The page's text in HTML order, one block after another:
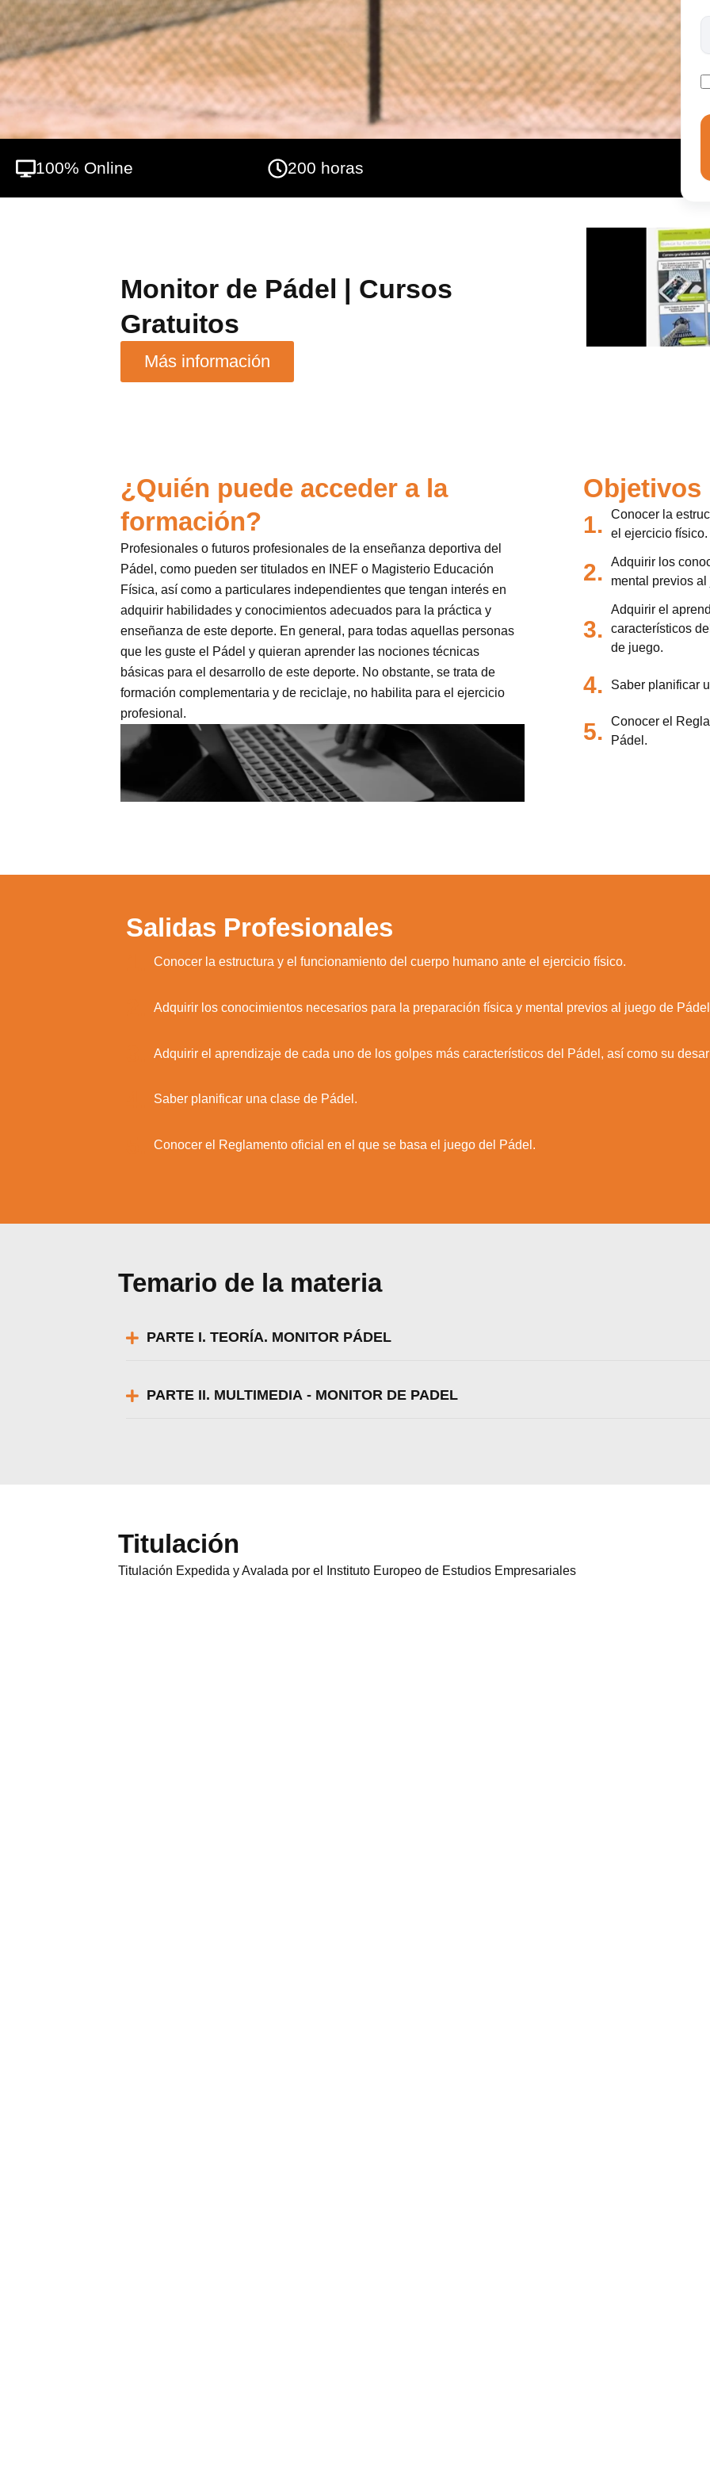
se trata de formación complementaria y de reciclaje no habilitante para el ejercicio profesional. La
Federación Española de Fitness acredita únicamente los contenidos referidos a la actividad
física, cualquier mención a aspectos técnicos- tácticos queda fuera de sus competencias y de la
acreditación.
100% Online 200 horas
Monitor de Pádel | Cursos
Gratuitos
Más información
¿Quién puede acceder a la
formación?
Profesionales o futuros profesionales de la enseñanza deportiva del
Pádel, como pueden ser titulados en INEF o Magisterio Educación
Física, así como a particulares independientes que tengan interés en
adquirir habilidades y conocimientos adecuados para la práctica y
enseñanza de este deporte. En general, para todas aquellas personas
que les guste el Pádel y quieran aprender las nociones técnicas
básicas para el desarrollo de este deporte. No obstante, se trata de
formación complementaria y de reciclaje, no habilita para el ejercicio
profesional.
Objetivos
1.
Conocer la
el ejercicio físico.
2.
Adquirir los
mental previos
3.
Adquirir el
característicos
de juego.
4. Saber planificar
5.
Conocer el
Pádel.
Salidas Profesionales
Conocer la estructura y el funcionamiento del cuerpo humano ante el ejercicio físico.
Adquirir los conocimientos necesarios para la preparación física y mental previos al juego de
Adquirir el aprendizaje de cada uno de los golpes más característicos del Pádel, así como su
Saber planificar una clase de Pádel.
Conocer el Reglamento oficial en el que se basa el juego del Pádel.
Temario de la materia
PARTE I. TEORÍA. MONITOR PÁDEL
PARTE II. MULTIMEDIA - MONITOR DE PADEL
Titulación
Titulación Expedida y Avalada por el Instituto Europeo de Estudios Empresariales
Utilizamos cookies para ofrecerte la mejor experiencia en nuestra
Puedes aprender más sobre qué cookies utilizamos o